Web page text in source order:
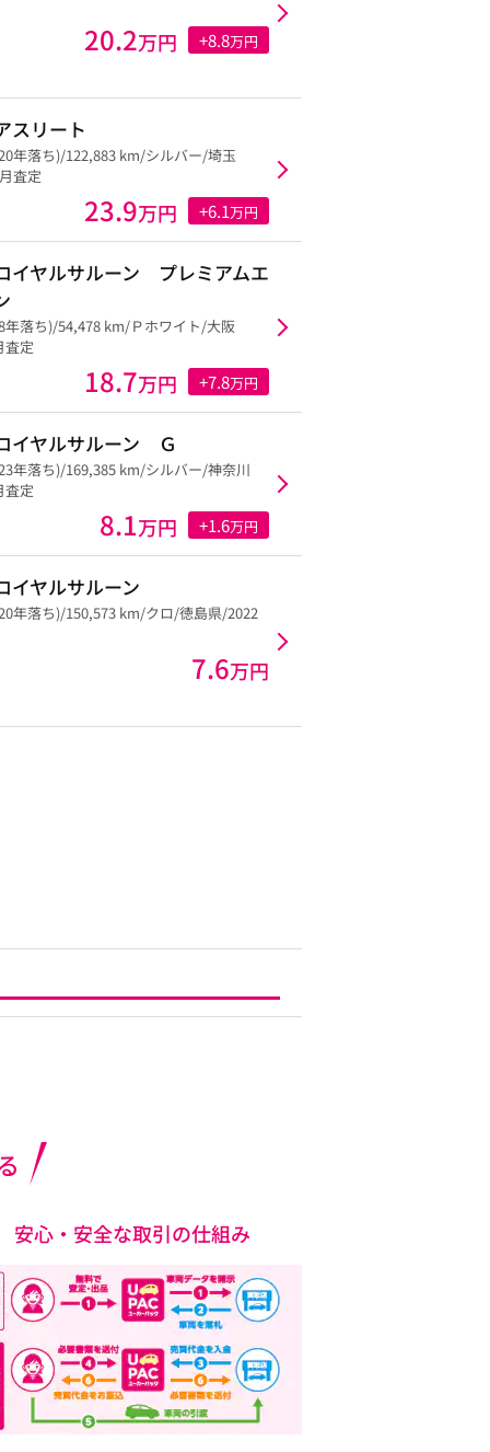
20.2万円 +8.8万円
スリート
年落ち)/122,883 km/シルバー/埼玉
査定
23.9万円 +6.1万円
イヤルサルーン プレミアムエ
年落ち)/54,478 km/Ｐホワイト/大阪
査定
18.7万円 +7.8万円
イヤルサルーン Ｇ
年落ち)/169,385 km/シルバー/神奈川
査定
8.1万円 +1.6万円
イヤルサルーン
年落ち)/150,573 km/クロ/徳島県/2022
7.6万円
安心・安全な取引の仕組み